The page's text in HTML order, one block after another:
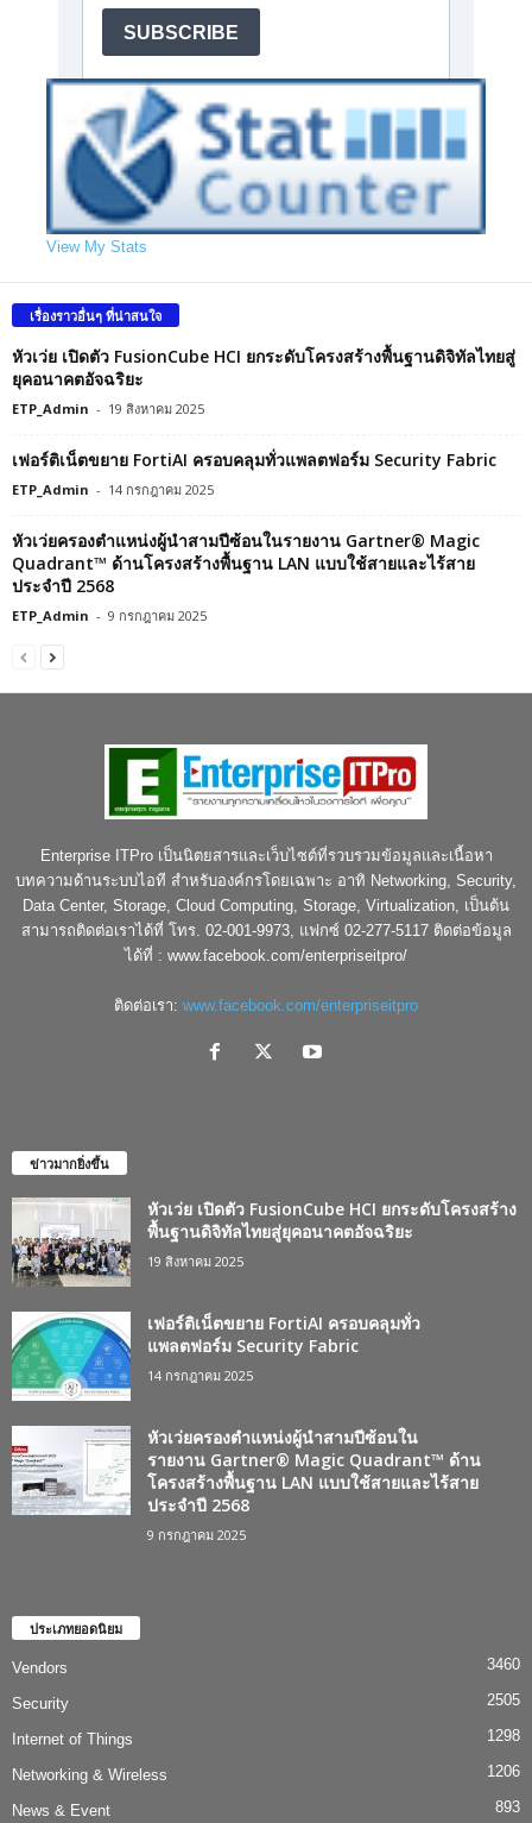
View My Stats
เรื่องราวอื่นๆ ที่น่าสนใจ
หัวเว่ย เปิดตัว FusionCube HCI ยกระดับโครงสร้างพื้นฐานดิจิทัลไทยสู่
ยุคอนาคตอัจฉริยะ
ETP_Admin - 19 สิงหาคม 2025
เฟอร์ติเน็ตขยาย FortiAI ครอบคลุมทั่วแพลตฟอร์ม Security Fabric
ETP_Admin - 14 กรกฎาคม 2025
หัวเว่ยครองตำแหน่งผู้นำสามปีซ้อนในรายงาน Gartner® Magic
Quadrant™ ด้านโครงสร้างพื้นฐาน LAN แบบใช้สายและไร้สาย
ประจำปี 2568
ETP_Admin - 9 กรกฎาคม 2025
Enterprise ITPro เป็นนิตยสารและเว็บไซต์ที่รวบรวมข้อมูลและเนื้อหา
บทความด้านระบบไอที สำหรับองค์กรโดยเฉพาะ อาทิ Networking, Security,
Data Center, Storage, Cloud Computing, Storage, Virtualization, เป็นต้น
สามารถติดต่อเราได้ที่ โทร. 02-001-9973, แฟกซ์ 02-277-5117 ติดต่อข้อมูล
ได้ที่ : www.facebook.com/enterpriseitpro/
ติดต่อเรา: www.facebook.com/enterpriseitpro
ข่าวมากยิ่งขึ้น
หัวเว่ย เปิดตัว FusionCube HCI ยกระดับโครงสร้าง
พื้นฐานดิจิทัลไทยสู่ยุคอนาคตอัจฉริยะ
19 สิงหาคม 2025
เฟอร์ติเน็ตขยาย FortiAI ครอบคลุมทั่ว
แพลตฟอร์ม Security Fabric
14 กรกฎาคม 2025
หัวเว่ยครองตำแหน่งผู้นำสามปีซ้อนใน
รายงาน Gartner® Magic Quadrant™ ด้าน
โครงสร้างพื้นฐาน LAN แบบใช้สายและไร้สาย
ประจำปี 2568
9 กรกฎาคม 2025
ประเภทยอดนิยม
Vendors 3460
Security 2505
Internet of Things 1298
Networking & Wireless 1206
News & Event 893